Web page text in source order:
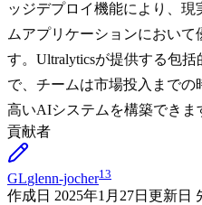
ッジデプロイ機能により、
ムアプリケーションにおい
す。Ultralyticsが提供する包
で、チームは市場投入まで
高いAIシステムを構築できま
貢献者
GLglenn-jocher13
作成日 2025年1月27日 更新日